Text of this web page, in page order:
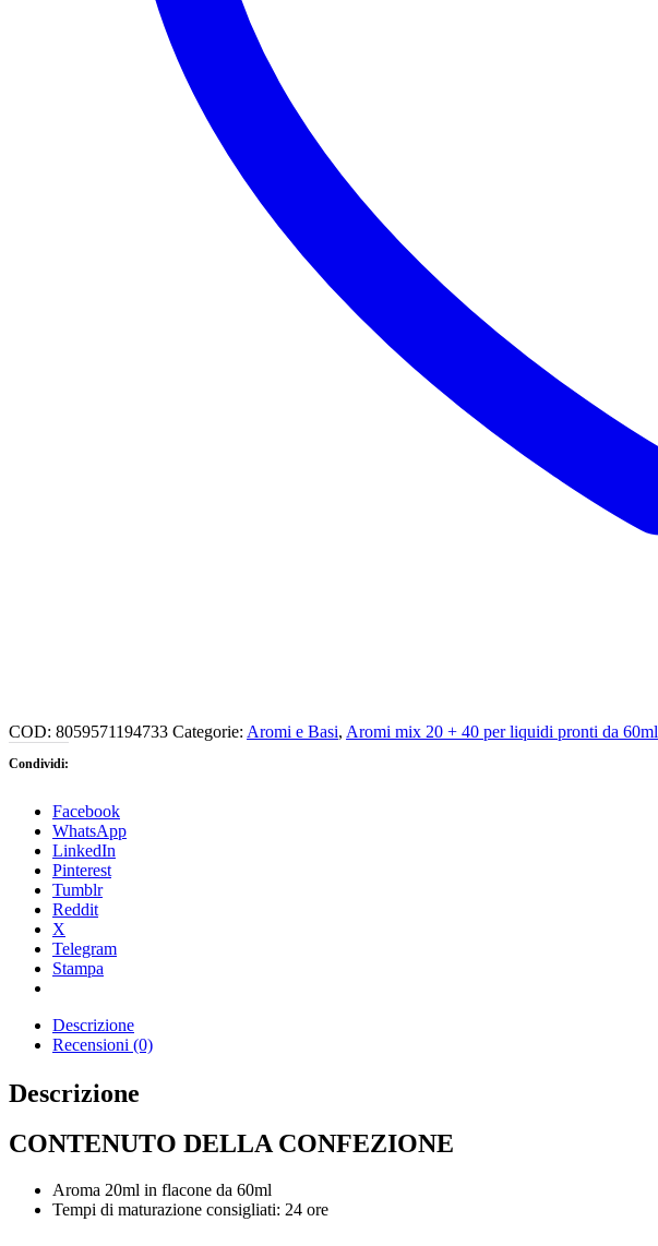
COD: 8059571194733 Categorie: Aromi e Basi, Aromi mix 20 + 40 per liquidi pronti da 60ml
Condividi:
Facebook
WhatsApp
LinkedIn
Pinterest
Tumblr
Reddit
X
Telegram
Stampa
Descrizione
Recensioni (0)
Descrizione
CONTENUTO DELLA CONFEZIONE
Aroma 20ml in flacone da 60ml
Tempi di maturazione consigliati: 24 ore